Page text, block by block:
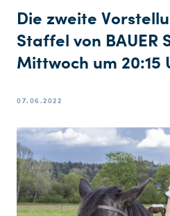
Die zweite
Staffel von BAUER
Mittwoch um 20:15
07.06.2022